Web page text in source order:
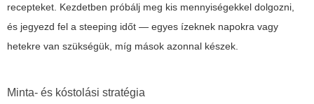
recepteket. Kezdetben próbálj meg kis mennyiségekkel dolgozni,
és jegyezd fel a steeping időt — egyes ízeknek napokra vagy
hetekre van szükségük, míg mások azonnal készek.
Minta- és kóstolási stratégia